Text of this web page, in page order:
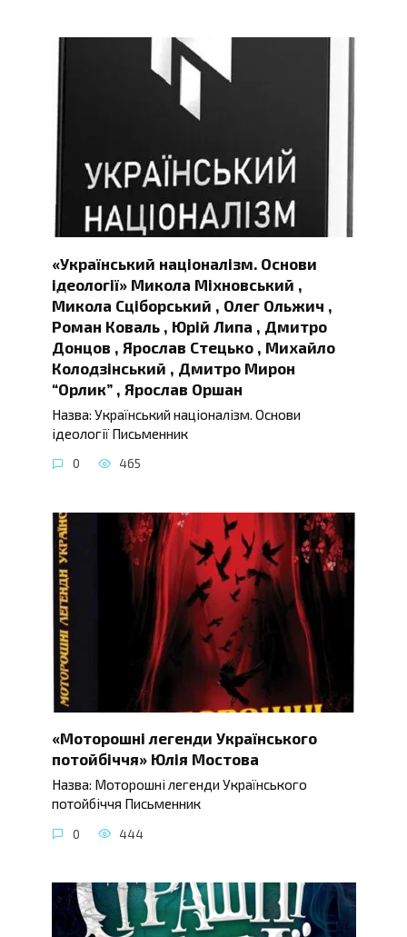
«Український націоналізм. Основи
ідеології» Микола Міхновський ,
Микола Сціборський , Олег Ольжич ,
Роман Коваль , Юрій Липа , Дмитро
Донцов , Ярослав Стецько , Михайло
Колодзінський , Дмитро Мирон
“Орлик” , Ярослав Оршан
Назва: Український націоналізм. Основи
ідеології Письменник
0 465
«Моторошні легенди Українського
потойбіччя» Юлія Мостова
Назва: Моторошні легенди Українського
потойбіччя Письменник
0 444